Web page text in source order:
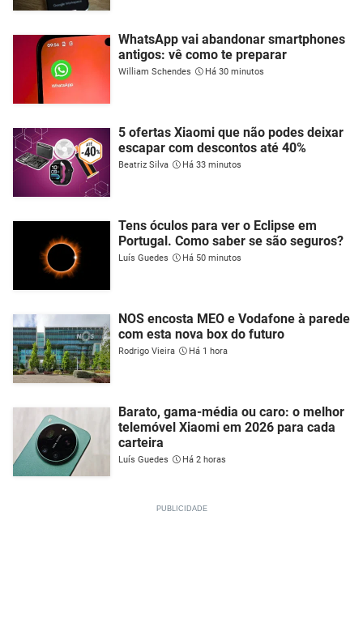
WhatsApp vai abandonar smartphones
antigos: vê como te preparar
William Schendes Há 30 minutos
5 ofertas Xiaomi que não podes deixar
escapar com descontos até 40%
Beatriz Silva Há 33 minutos
Tens óculos para ver o Eclipse em
Portugal. Como saber se são seguros?
Luís Guedes Há 50 minutos
NOS encosta MEO e Vodafone à parede
com esta nova box do futuro
Rodrigo Vieira Há 1 hora
Barato, gama-média ou caro: o melhor
telemóvel Xiaomi em 2026 para cada
carteira
Luís Guedes Há 2 horas